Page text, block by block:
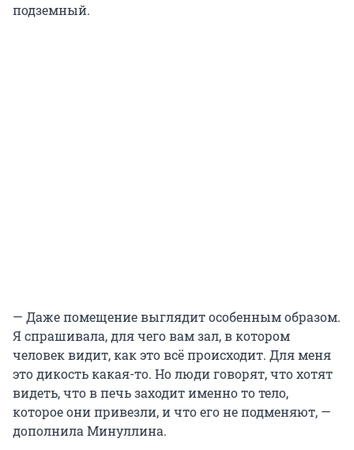
подземный.
— Даже помещение выглядит особенным образом.
Я спрашивала, для чего вам зал, в котором
человек видит, как это всё происходит. Для меня
это дикость какая-то. Но люди говорят, что хотят
видеть, что в печь заходит именно то тело,
которое они привезли, и что его не подменяют, —
дополнила Минуллина.